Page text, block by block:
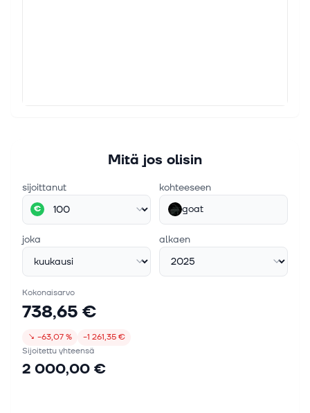
Mitä jos olisin
sijoittanut
€
kohteeseen
goat
joka alkaen
Kokonaisarvo
738,65 €
↘ −63,07 %
−1 261,35 €
Sijoitettu yhteensä
2 000,00 €